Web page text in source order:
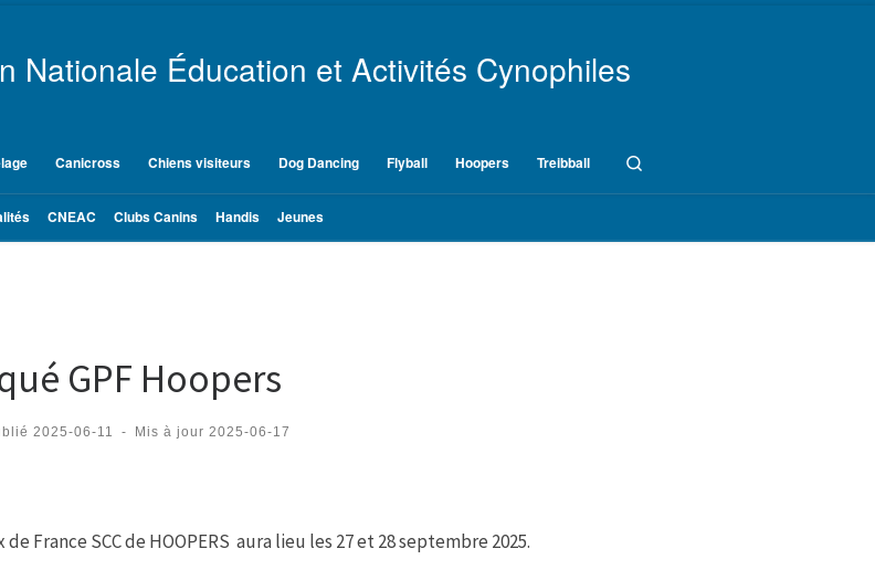
CNEAC Clubs Canins Handis Jeunes
Nationale Éducation et Activités Cynophiles
Canicross Chiens visiteurs Dog Dancing Flyball Hoopers Treibball
GPF Hoopers
2025-06-11 - Mis à jour 2025-06-17
France SCC de HOOPERS aura lieu les 27 et 28 septembre 2025.